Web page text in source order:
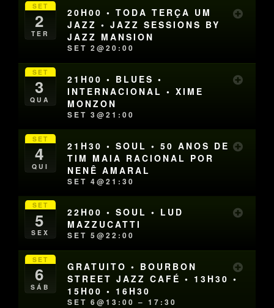
SET
2
TER
20H00 • TODA TERÇA UM
JAZZ • JAZZ SESSIONS BY
JAZZ MANSION
SET 2@20:00
SET
3
QUA
21H00 • BLUES •
INTERNACIONAL • XIME
MONZON
SET 3@21:00
SET
4
QUI
21H30 • SOUL • 50 ANOS DE
TIM MAIA RACIONAL POR
NENÊ AMARAL
SET 4@21:30
SET
5
SEX
22H00 • SOUL • LUD
MAZZUCATTI
SET 5@22:00
SET
6
SÁB
GRATUITO • BOURBON
STREET JAZZ CAFÉ • 13H30 •
15H00 • 16H30
SET 6@13:00 – 17:30